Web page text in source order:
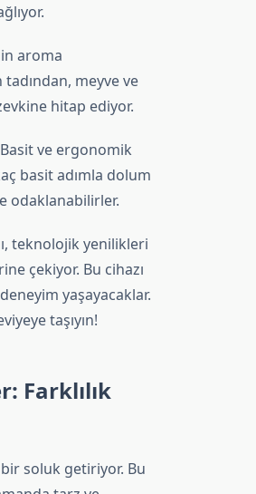
aroma
meyve ve
hitap ediyor.
Basit ve ergonomik
basit adımla dolum
odaklanabilirler.
teknolojik yenilikleri
çekiyor. Bu cihazı
yaşayacaklar.
taşıyın!
Farklılık
soluk getiriyor. Bu